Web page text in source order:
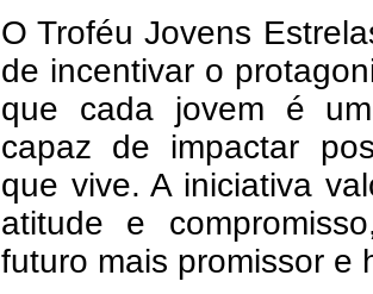
O Troféu Jovens
de incentivar o
que cada jovem é
capaz de impactar
que vive. A iniciativa
atitude e
futuro mais promissor e